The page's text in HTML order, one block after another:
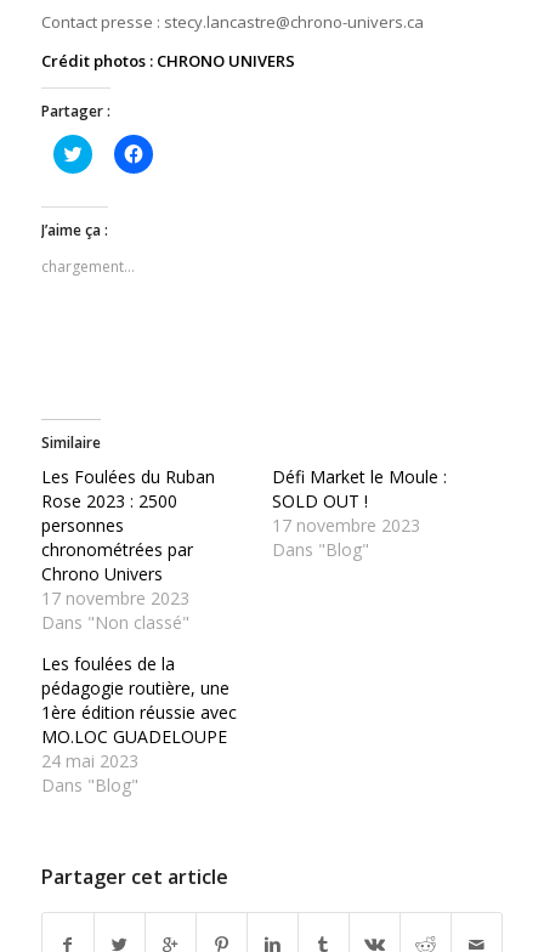
Contact presse : stecy.lancastre@chrono-univers.ca
Crédit photos : CHRONO UNIVERS
Partager :
Cliquez
pour
Twitter(ouvre
dans
une
nouvelle
fenêtre)
Cliquez
pour
J’aime ça :
chargement…
Similaire
Les Foulées du Ruban
Rose 2023 : 2500
personnes
chronométrées par
Chrono Univers
17 novembre 2023
Dans "Non classé"
Défi Market le Moule :
SOLD OUT !
17 novembre 2023
Dans "Blog"
Les foulées de la
pédagogie routière, une
1ère édition réussie avec
MO.LOC GUADELOUPE
24 mai 2023
Dans "Blog"
Partager cet article